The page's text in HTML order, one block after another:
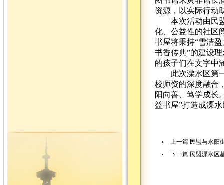
资源，以实际行动
本次活动由民盟
化、公益性的社区
书屋将秉持“雪洁
书香传典”的建设
的孩子们在文字中
此次溧水区第一
校师资的深度融合
阳向善、笃学成长
益书屋”打造成溧
上一篇 民盟与永阳
下一篇 民盟溧水区